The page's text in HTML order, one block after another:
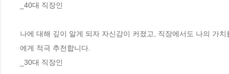
_40대 직장인
나에 대해 깊이 알게 되자 자신감이 커졌고, 직장에서도 나의 가
에게 적극 추천합니다.
_30대 직장인